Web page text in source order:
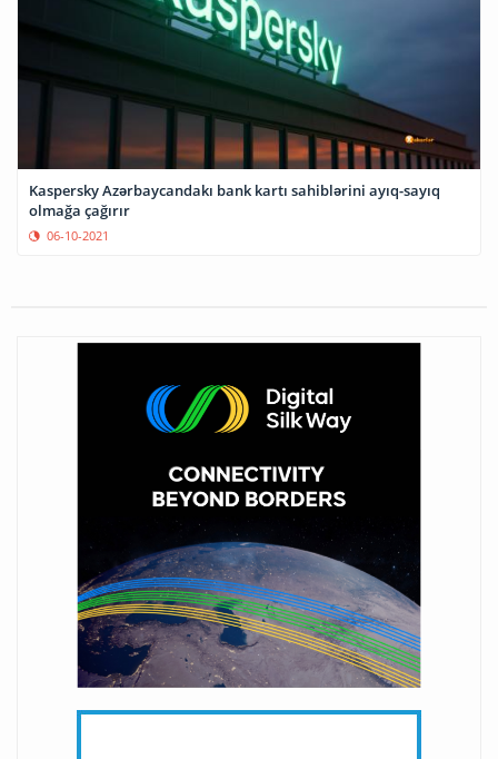
Kaspersky Azərbaycandakı bank kartı sahiblərini ayıq-sayıq
olmağa çağırır
06-10-2021